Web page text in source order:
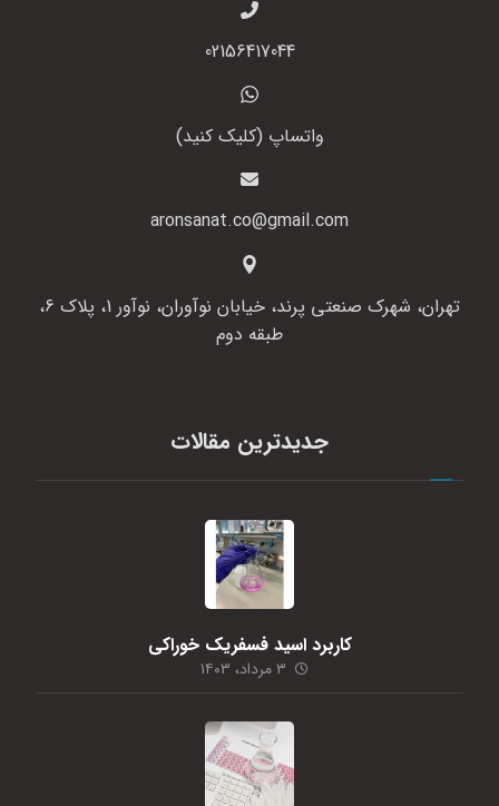
02156417044
واتساپ (کلیک کنید)
aronsanat.co@gmail.com
تهران، شهرک صنعتی پرند، خیابان نوآوران، نوآور 1، پلاک 6،
طبقه دوم
جدیدترین مقالات
کاربرد اسید فسفریک خوراکی
۳ مرداد، ۱۴۰۳